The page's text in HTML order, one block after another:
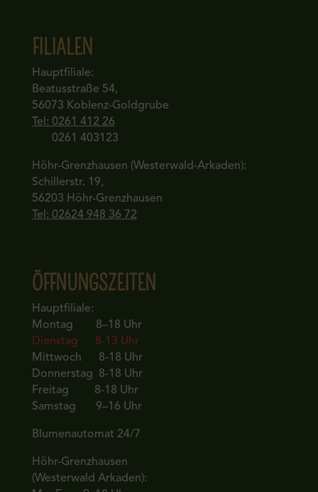
FILIALEN
Hauptfiliale:
Beatusstraße 54,
56073 Koblenz-Goldgrube
Tel: 0261 412 26
0261 403123
Höhr-Grenzhausen (Westerwald-Arkaden):
Schillerstr. 19,
56203 Höhr-Grenzhausen
Tel: 02624 948 36 72
ÖFFNUNGSZEITEN
Hauptfiliale:
Montag 8–18 Uhr
Dienstag 8-13 Uhr
Mittwoch 8-18 Uhr
Donnerstag 8-18 Uhr
Freitag 8-18 Uhr
Samstag 9–16 Uhr
Blumenautomat 24/7
Höhr-Grenzhausen
(Westerwald Arkaden):